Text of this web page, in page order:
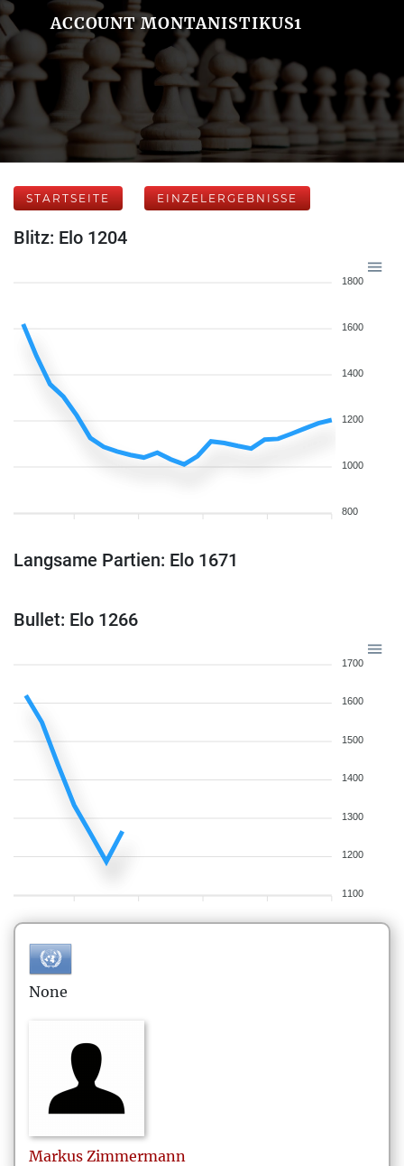
ACCOUNT MONTANISTIKUS1
STARTSEITE EINZELERGEBNISSE
Blitz: Elo 1204
1800
1600
1400
1200
1000
800
Langsame Partien: Elo 1671
Bullet: Elo 1266
1700
1600
1500
1400
1300
1200
1100
None
Markus Zimmermann